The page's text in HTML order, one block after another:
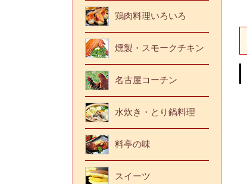
鶏肉料理いろいろ
燻製・スモークチキン
名古屋コーチン
水炊き・とり鍋料理
料亭の味
スイーツ